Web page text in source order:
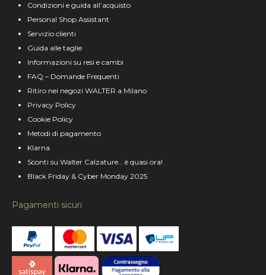
Condizioni e guida all’acquisto
Personal Shop Assistant
Servizio clienti
Guida alle taglie
Informazioni su resi e cambi
FAQ – Domande Frequenti
Ritiro nei negozi WALTER a Milano
Privacy Policy
Cookie Policy
Metodi di pagamento
Klarna
Sconti su Walter Calzature… è quasi ora!
Black Friday & Cyber Monday 2025
Pagamenti sicuri